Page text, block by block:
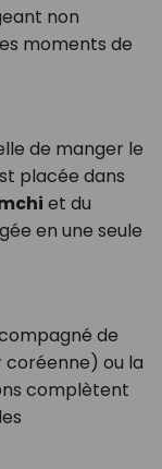
non
moments de
de manger le
placée dans
et du
en une seule
de
coréenne) ou la
complètent